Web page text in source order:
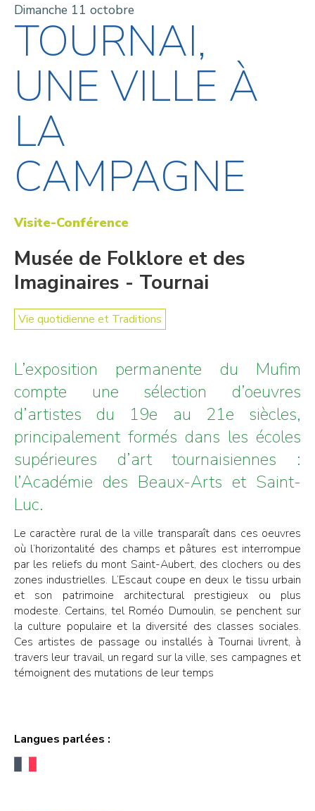
Dimanche 11 octobre
TOURNAI,
UNE VILLE À
LA
CAMPAGNE
Visite-Conférence
Musée de Folklore et des
Imaginaires - Tournai
Vie quotidienne et Traditions
L’exposition permanente du Mufim
compte une sélection d’oeuvres
d’artistes du 19e au 21e siècles,
principalement formés dans les écoles
supérieures d’art tournaisiennes :
l’Académie des Beaux-Arts et Saint-
Luc.
Le caractère rural de la ville transparaît dans ces oeuvres
où l’horizontalité des champs et pâtures est interrompue
par les reliefs du mont Saint-Aubert, des clochers ou des
zones industrielles. L’Escaut coupe en deux le tissu urbain
et son patrimoine architectural prestigieux ou plus
modeste. Certains, tel Roméo Dumoulin, se penchent sur
la culture populaire et la diversité des classes sociales.
Ces artistes de passage ou installés à Tournai livrent, à
travers leur travail, un regard sur la ville, ses campagnes et
témoignent des mutations de leur temps
Langues parlées :